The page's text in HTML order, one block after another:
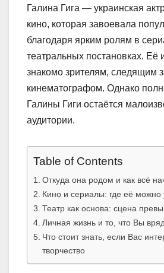
Галина Гига — украинская
кино, которая завоевала
благодаря ярким ролям в
театральных постановках. Её
знакомо зрителям, следящим
кинематографом. Однако
Галины Гиги остаётся
аудитории.
Table of Contents
Откуда она родом и как всё
Кино и сериалы: где её можно
Театр как основа: сцена
Личная жизнь и то, что Вы
Что стоит знать, если Вас
творчество